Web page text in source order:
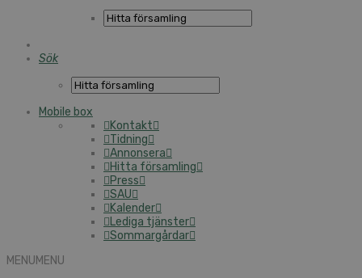
Sök
Mobile box
Kontakt
Tidning
Annonsera
Hitta församling
Press
SAU
Kalender
Lediga tjänster
Sommargårdar
MENUMENU